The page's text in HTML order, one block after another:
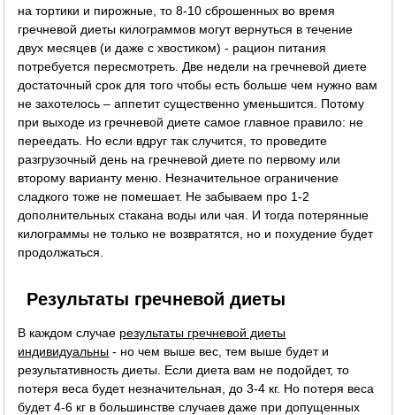
на тортики и пирожные, то 8-10 сброшенных во время
гречневой диеты килограммов могут вернуться в течение
двух месяцев (и даже с хвостиком) - рацион питания
потребуется пересмотреть. Две недели на гречневой диете
достаточный срок для того чтобы есть больше чем нужно вам
не захотелось – аппетит существенно уменьшится. Потому
при выходе из гречневой диете самое главное правило: не
переедать. Но если вдруг так случится, то проведите
разгрузочный день на гречневой диете по первому или
второму варианту меню. Незначительное ограничение
сладкого тоже не помешает. Не забываем про 1-2
дополнительных стакана воды или чая. И тогда потерянные
килограммы не только не возвратятся, но и похудение будет
продолжаться.
Результаты гречневой диеты
В каждом случае результаты гречневой диеты
индивидуальны - но чем выше вес, тем выше будет и
результативность диеты. Если диета вам не подойдет, то
потеря веса будет незначительная, до 3-4 кг. Но потеря веса
будет 4-6 кг в большинстве случаев даже при допущенных